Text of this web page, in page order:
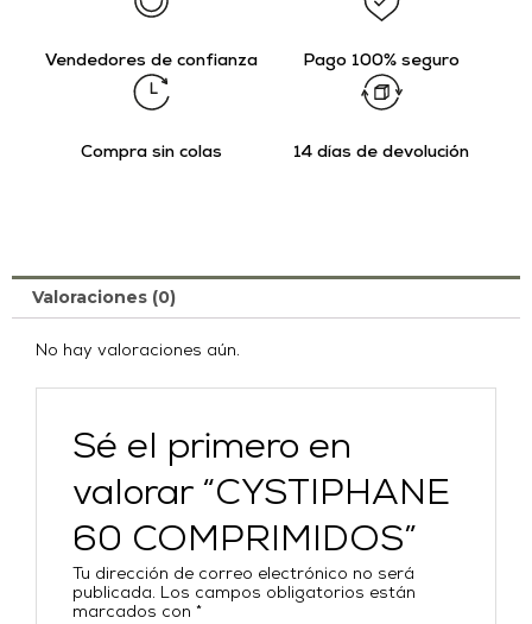
Vendedores de confianza Pago 100% seguro
Compra sin colas 14 días de devolución
Valoraciones (0)
No hay valoraciones aún.
Sé el primero en
valorar “CYSTIPHANE
60 COMPRIMIDOS”
Tu dirección de correo electrónico no será
publicada. Los campos obligatorios están
marcados con*